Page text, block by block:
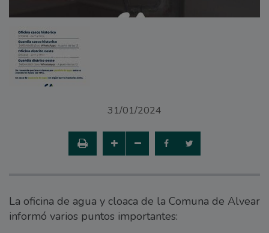
31/01/2024
La oficina de agua y cloaca de la Comuna de Alvear
informó varios puntos importantes: